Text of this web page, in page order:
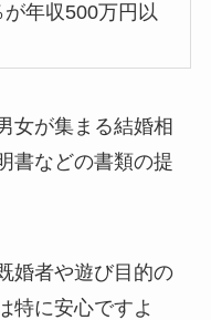
年収500万円以
女が集まる結婚相
書などの書類の提
婚者や遊び目的の
特に安心ですよ